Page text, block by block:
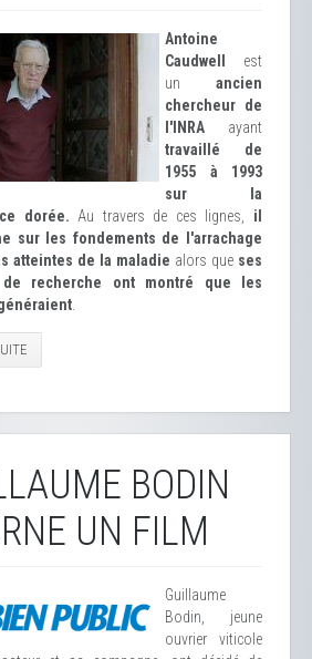
Antoine
Caudwell
est
un ancien
chercheur de
l'INRA ayant
travaillé de
1955 à 1993
sur la
dorée. Au travers de ces lignes, il
sur les fondements de l'arrachage
atteintes de la maladie alors que ses
de recherche ont montré que les
BODIN
UN FILM
Guillaume
Bodin, jeune
ouvrier viticole